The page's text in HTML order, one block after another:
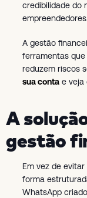
credibilidade do
empreendedores.
A gestão
ferramentas
reduzem riscos
sua conta e veja
A
gestão
Em vez de
forma
WhatsApp